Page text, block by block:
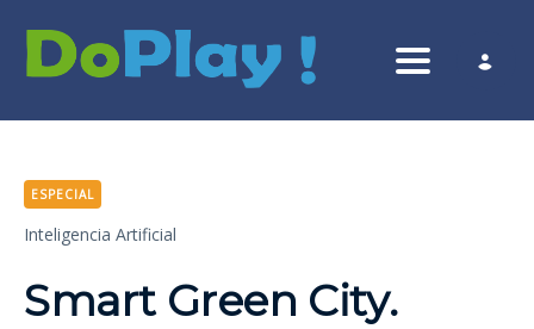
Toggle
Inteligencia Artificial
ESPECIAL
Smart Green City.